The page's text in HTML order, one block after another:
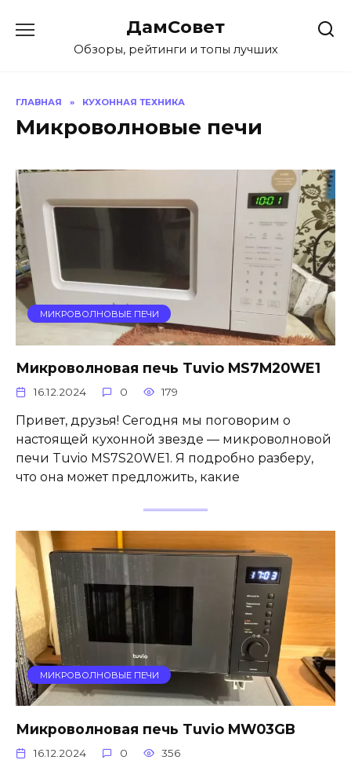
содержанию
ДамСовет
Обзоры, рейтинги и топы лучших
ГЛАВНАЯ » КУХОННАЯ ТЕХНИКА
Микроволновые печи
МИКРОВОЛНОВЫЕ ПЕЧИ
Микроволновая печь Tuvio MS7M20WE1
16.12.2024 0 179
Привет, друзья! Сегодня мы поговорим о
настоящей кухонной звезде — микроволновой
печи Tuvio MS7S20WE1. Я подробно разберу,
что она может предложить, какие
МИКРОВОЛНОВЫЕ ПЕЧИ
Микроволновая печь Tuvio MW03GB
16.12.2024 0 356